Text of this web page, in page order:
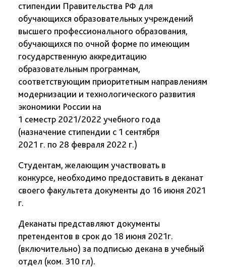
стипендии Правительства РФ для
обучающихся образовательных учреждений
высшего профессионального образования,
обучающихся по очной форме по имеющим
государственную аккредитацию
образовательным программам,
соответствующим приоритетным направлениям
модернизации и технологического развития
экономики России на
1 семестр 2021/2022 учебного года
(назначение стипендии с 1 сентября
2021 г. по 28 февраля 2022 г.)
Студентам, желающим участвовать в
конкурсе, необходимо предоставить в деканат
своего факультета документы до 16 июня 2021
г.
Деканаты представляют документы
претендентов в срок до 18 июня 2021г.
(включительно) за подписью декана в учебный
отдел (ком. 310 гл).